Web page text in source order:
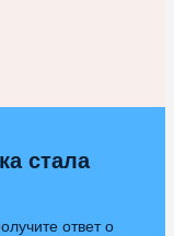
стала
ответ о